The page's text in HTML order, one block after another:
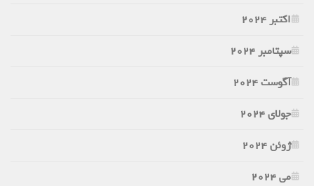
اکتبر 2024
سپتامبر 2024
آگوست 2024
جولای 2024
ژوئن 2024
می 2024